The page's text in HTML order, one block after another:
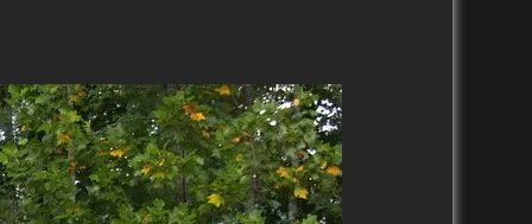
1980-1989
1970-1979
1960-1969
1950-1959
1940-1949
2000-2009
1990-1999
1980-1989
1970-1979
1960-1969
2010-2019
2000-2009
1990-1999
1980-1989
1970-1979